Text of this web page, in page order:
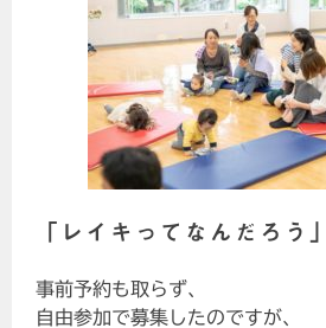
「レイキってなんだろう」
事前予約も取らず、
自由参加で募集したのですが、